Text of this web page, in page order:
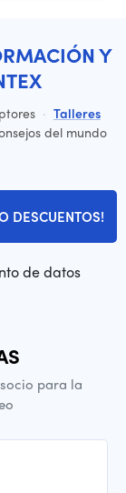
Y
· Talleres
del mundo
DESCUENTOS!
de datos
para la